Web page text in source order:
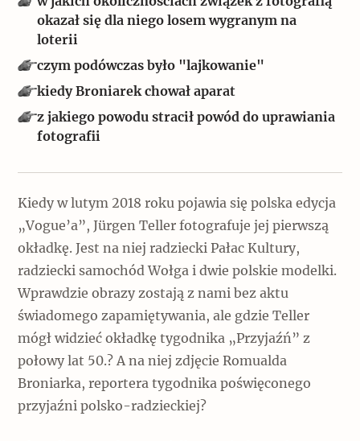
Popularne
Varia
Popularne
Zabytek niejedno ma imię
Popularne
Niewykonalne? Nie dla Wawelu
Archeologia
Popularne
okazał się dla niego losem wygranym na
loterii
czym podówczas było "lajkowanie"
kiedy Broniarek chował aparat
z jakiego powodu stracił powód do uprawiania
fotografii
Kiedy w lutym 2018 roku pojawia się polska edycja
„Vogue’a”, Jürgen Teller fotografuje jej pierwszą
okładkę. Jest na niej radziecki Pałac Kultury,
radziecki samochód Wołga i dwie polskie modelki.
Wprawdzie obrazy zostają z nami bez aktu
świadomego zapamiętywania, ale gdzie Teller
mógł widzieć okładkę tygodnika „Przyjaźń” z
połowy lat 50.? A na niej zdjęcie Romualda
Broniarka, reportera tygodnika poświęconego
przyjaźni polsko-radzieckiej?